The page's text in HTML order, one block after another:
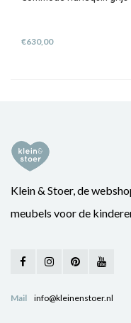
€630,00
Klein & Stoer, de
meubels voor de
Mail info@kleinenstoer.nl